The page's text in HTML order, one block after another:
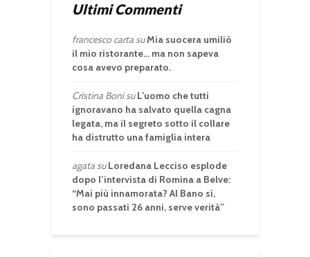
Ultimi Commenti
francesco cartasuMia suocera umiliò
il mio ristorante… ma non sapeva
cosa avevo preparato.
Cristina BonisuL’uomo che tutti
ignoravano ha salvato quella cagna
legata, ma il segreto sotto il collare
ha distrutto una famiglia intera
agatasuLoredana Lecciso esplode
dopo l’intervista di Romina a Belve:
“Mai più innamorata? Al Bano sì,
sono passati 26 anni, serve verità”